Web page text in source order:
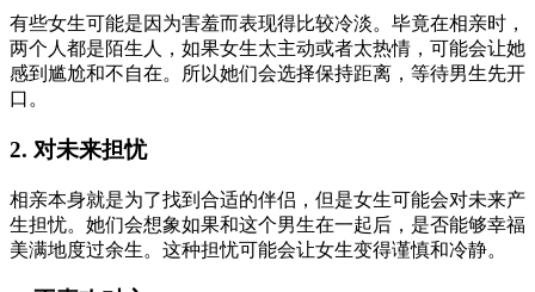
有些女生可能是因为害羞而表现得比较冷淡。毕竟在相亲时，
两个人都是陌生人，如果女生太主动或者太热情，可能会让她
感到尴尬和不自在。所以她们会选择保持距离，等待男生先开
口。
2. 对未来担忧
相亲本身就是为了找到合适的伴侣，但是女生可能会对未来产
生担忧。她们会想象如果和这个男生在一起后，是否能够幸福
美满地度过余生。这种担忧可能会让女生变得谨慎和冷静。